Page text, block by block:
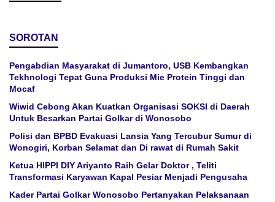
SOROTAN
Pengabdian Masyarakat di Jumantoro, USB Kembangkan
Tekhnologi Tepat Guna Produksi Mie Protein Tinggi dan
Mocaf
Wiwid Cebong Akan Kuatkan Organisasi SOKSI di Daerah
Untuk Besarkan Partai Golkar di Wonosobo
Polisi dan BPBD Evakuasi Lansia Yang Tercubur Sumur di
Wonogiri, Korban Selamat dan Di rawat di Rumah Sakit
Ketua HIPPI DIY Ariyanto Raih Gelar Doktor , Teliti
Transformasi Karyawan Kapal Pesiar Menjadi Pengusaha
Kader Partai Golkar Wonosobo Pertanyakan Pelaksanaan